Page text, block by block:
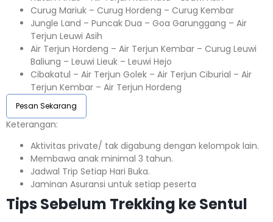
Curug Mariuk – Curug Hordeng – Curug Kembar
Jungle Land – Puncak Dua – Goa Garunggang – Air
Terjun Leuwi Asih
Air Terjun Hordeng – Air Terjun Kembar – Curug Leuwi
Baliung – Leuwi Lieuk – Leuwi Hejo
Cibakatul – Air Terjun Golek – Air Terjun Ciburial – Air
Terjun Kembar – Air Terjun Hordeng
Pesan Sekarang
Keterangan:⁣⁣
Aktivitas private/ tak digabung dengan kelompok lain.
Membawa anak minimal 3 tahun.⁣⁣
Jadwal Trip Setiap Hari Buka.⁣⁣
Jaminan Asuransi untuk setiap peserta ⁣⁣
Tips Sebelum Trekking ke Sentul